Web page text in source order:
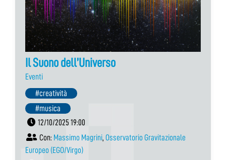
Il Suono dell’Universo
Eventi
#creatività
#musica
12/10/2025 19:00
Con: Massimo Magrini, Osservatorio Gravitazionale
Europeo (EGO/Virgo)